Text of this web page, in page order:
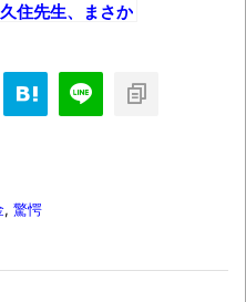
い世界」スタグル特
・・・・・・
住先生、まさか
, 驚愕